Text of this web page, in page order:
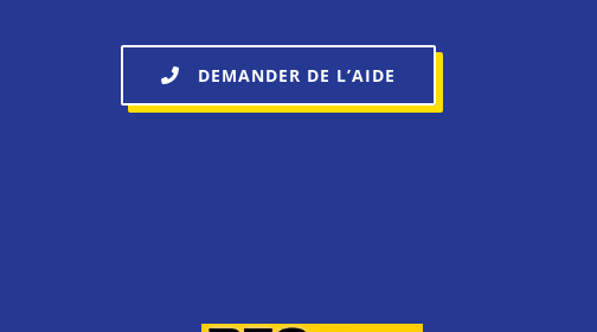
DEMANDER DE L’AIDE